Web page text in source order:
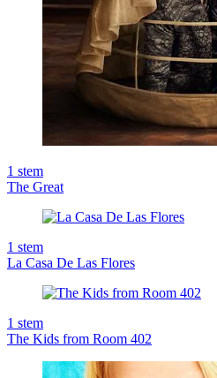
1 stem
The Great
1 stem
La Casa De Las Flores
1 stem
The Kids from Room 402